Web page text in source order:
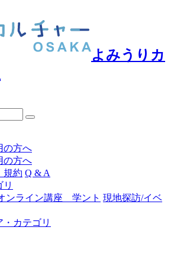
よみうりカ
の方へ
の方へ
規約 Q & A
ンライン講座 学ント 現地探訪/イベ
カテゴリ